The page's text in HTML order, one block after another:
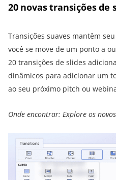
20 novas transições de
Transições suaves mantêm
você se move de um ponto a
20 transições de slides
dinâmicos para adicionar um
ao seu próximo pitch ou
Onde encontrar: Explore os